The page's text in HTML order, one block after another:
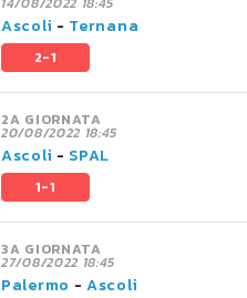
Ascoli - Ternana
2-1
2A GIORNATA
20/08/2022 18:45
Ascoli - SPAL
1-1
3A GIORNATA
27/08/2022 18:45
Palermo -Ascoli